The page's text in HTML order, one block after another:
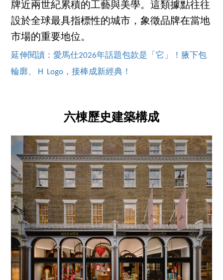
牌近兩世紀累積的工藝與美學。這類據點往往
設於全球最具指標性的城市，象徵品牌在當地
市場的重要地位。
延伸閱讀：愛馬仕2026年話題包款是「它」！腋下包
輪廓、Ｈ Logo，接棒成新經典！
六棟歷史建築構成